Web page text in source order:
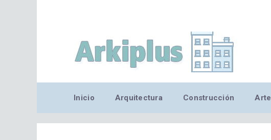
Inicio Arquitectura Construcción Arte